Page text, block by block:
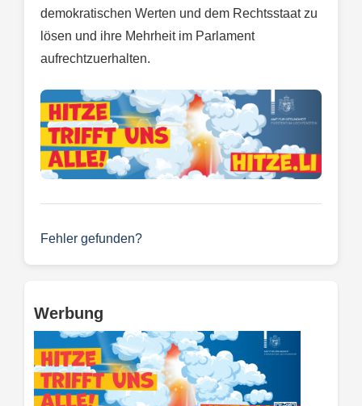
demokratischen Werten und dem Rechtsstaat zu
lösen und ihre Mehrheit im Parlament
aufrechtzuerhalten.
Fehler gefunden?
Werbung